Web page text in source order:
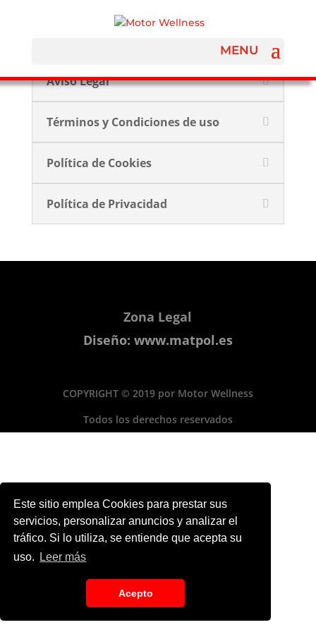
Este sitio emplea Cookies para prestar sus
servicios, personalizar anuncios y analizar el
tráfico. Si lo utiliza, se entiende que acepta su
uso.
Leer más
Acepto
Aviso Legal
Términos y Condiciones de uso
Política de Cookies
Política de Privacidad
Zona Legal
Diseño: www.matpol.es
COPYRIGHT © 2019 por Motor Wellness
Todos los derechos reservados